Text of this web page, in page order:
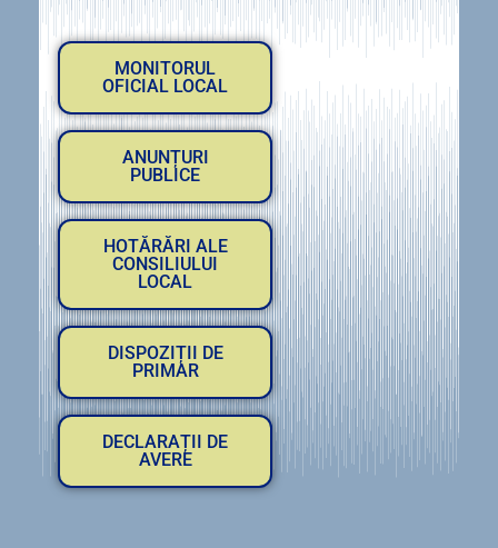
MONITORUL
OFICIAL LOCAL
ANUNȚURI
PUBLICE
HOTĂRĂRI ALE
CONSILIULUI
LOCAL
DISPOZIȚII DE
PRIMAR
DECLARAȚII DE
AVERE